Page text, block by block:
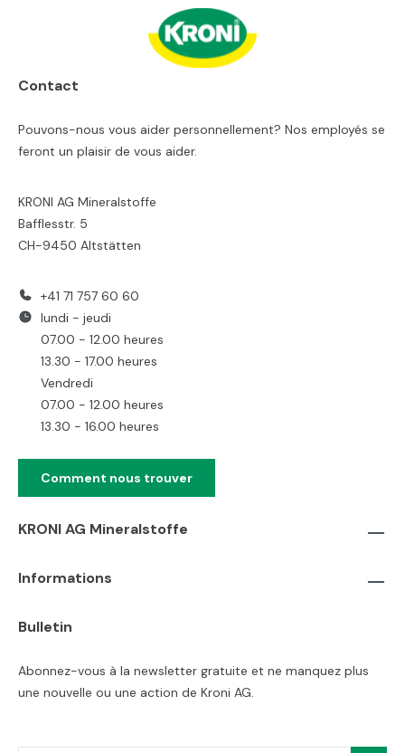
Contact
Pouvons-nous vous aider personnellement? Nos employés se
feront un plaisir de vous aider.
KRONI AG Mineralstoffe
Bafflesstr. 5
CH-9450 Altstätten
+41 71 757 60 60
lundi - jeudi
07.00 - 12.00 heures
13.30 - 17.00 heures
Vendredi
07.00 - 12.00 heures
13.30 - 16.00 heures
Comment nous trouver
KRONI AG Mineralstoffe
Informations
Bulletin
Abonnez-vous à la newsletter gratuite et ne manquez plus
une nouvelle ou une action de Kroni AG.